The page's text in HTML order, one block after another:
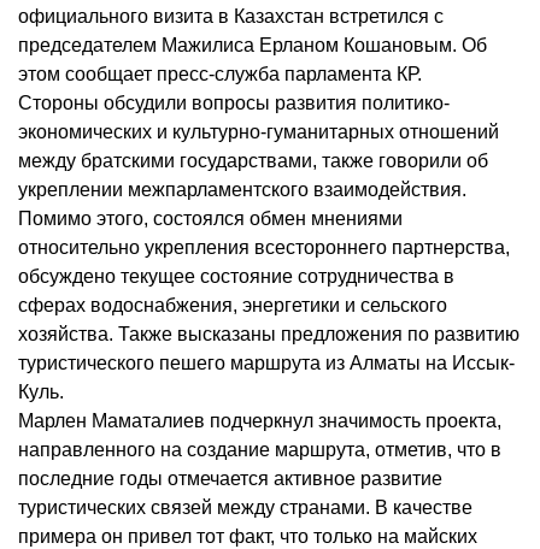
официального визита в Казахстан встретился с
председателем Мажилиса Ерланом Кошановым. Об
этом сообщает пресс-служба парламента КР.
Стороны обсудили вопросы развития политико-
экономических и культурно-гуманитарных отношений
между братскими государствами, также говорили об
укреплении межпарламентского взаимодействия.
Помимо этого, состоялся обмен мнениями
относительно укрепления всестороннего партнерства,
обсуждено текущее состояние сотрудничества в
сферах водоснабжения, энергетики и сельского
хозяйства. Также высказаны предложения по развитию
туристического пешего маршрута из Алматы на Иссык-
Куль.
Марлен Маматалиев подчеркнул значимость проекта,
направленного на создание маршрута, отметив, что в
последние годы отмечается активное развитие
туристических связей между странами. В качестве
примера он привел тот факт, что только на майских